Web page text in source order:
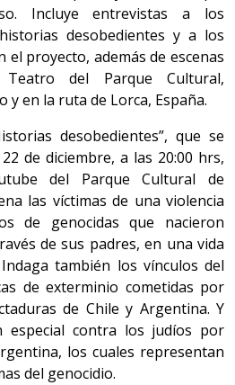
Incluye entrevistas a los
desobedientes y a los
proyecto, además de escenas
del Parque Cultural,
y en la ruta de Lorca, España.
desobedientes”, que se
de diciembre, a las 20:00 hrs,
del Parque Cultural de
las víctimas de una violencia
de genocidas que nacieron
de sus padres, en una vida
también los vínculos del
de exterminio cometidas por
de Chile y Argentina. Y
especial contra los judíos por
los cuales representan
del genocidio.